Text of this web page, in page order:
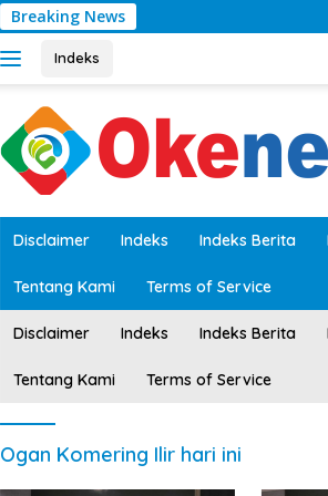
Breaking News
Indeks
Disclaimer Indeks Indeks Berita
Tentang Kami Terms of Service
Disclaimer Indeks Indeks Berita
Tentang Kami Terms of Service
Ogan Komering Ilir hari ini